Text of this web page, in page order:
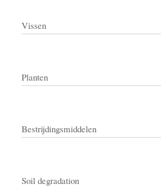
Vissen
Planten
Bestrijdingsmiddelen
Soil degradation